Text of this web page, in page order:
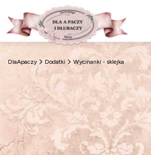
DlaApaczy Dodatki Wycinanki - sklejka